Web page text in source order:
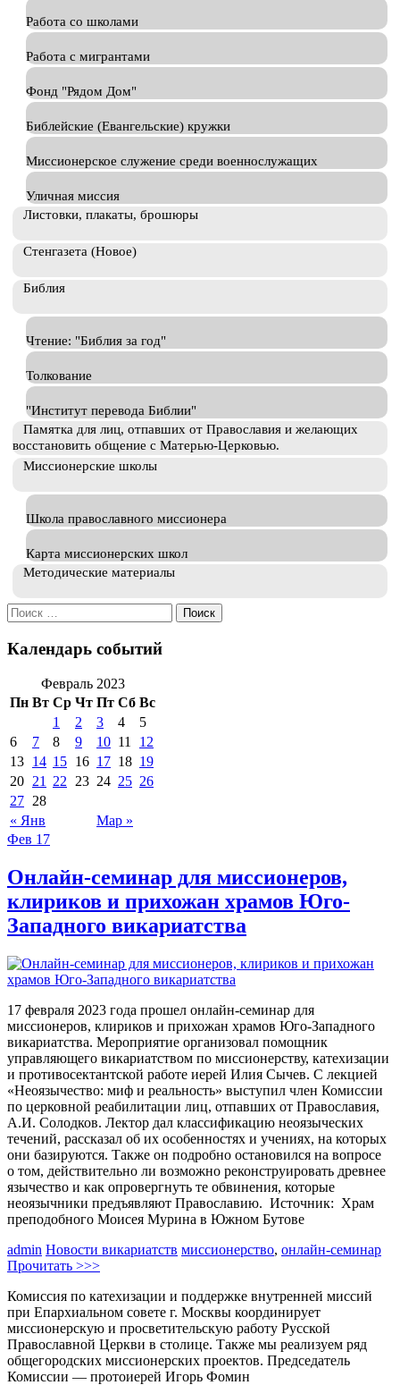
Работа со школами
Работа с мигрантами
Фонд "Рядом Дом"
Библейские (Евангельские) кружки
Миссионерское служение среди военнослужащих
Уличная миссия
Листовки, плакаты, брошюры
Стенгазета (Новое)
Библия
Чтение: "Библия за год"
Толкование
"Институт перевода Библии"
Памятка для лиц, отпавших от Православия и желающих
восстановить общение с Матерью-Церковью.
Миссионерские школы
Школа православного миссионера
Карта миссионерских школ
Методические материалы
Искать:
Календарь событий
Февраль 2023
Пн Вт Ср Чт Пт Сб Вс
« Янв Мар »
1 2 3 4
5
6
7 8 9 10 11
12
13 14 15 16 17 18 19
20 21 22 23 24 25 26
27 28
Фев 17
Онлайн-семинар для миссионеров,
клириков и прихожан храмов Юго-
Западного викариатства
17 февраля 2023 года прошел онлайн-семинар для
миссионеров, клириков и прихожан храмов Юго-Западного
викариатства. Мероприятие организовал помощник
управляющего викариатством по миссионерству, катехизации
и противосектантской работе иерей Илия Сычев. С лекцией
«Неоязычество: миф и реальность» выступил член Комиссии
по церковной реабилитации лиц, отпавших от Православия,
А.И. Солодков. Лектор дал классификацию неоязыческих
течений, рассказал об их особенностях и учениях, на которых
они базируются. Также он подробно остановился на вопросе
о том, действительно ли возможно реконструировать древнее
язычество и как опровергнуть те обвинения, которые
неоязычники предъявляют Православию. Источник: Храм
преподобного Моисея Мурина в Южном Бутове
admin Новости викариатств миссионерство, онлайн-семинар
Прочитать >>>
Комиссия по катехизации и поддержке внутренней миссий
при Епархиальном совете г. Москвы координирует
миссионерскую и просветительскую работу Русской
Православной Церкви в столице. Также мы реализуем ряд
общегородских миссионерских проектов. Председатель
Комиссии — протоиерей Игорь Фомин